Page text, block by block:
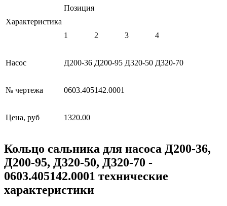
Характеристика
Позиция
1 2 3 4
Насос Д200-36 Д200-95 Д320-50 Д320-70
№ чертежа 0603.405142.0001
Цена, руб 1320.00
Кольцо сальника для насоса Д200-36,
Д200-95, Д320-50, Д320-70 -
0603.405142.0001 технические
характеристики